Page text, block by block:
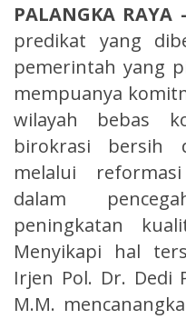
PALANGKA RAYA -
predikat yang
pemerintah yang
mempuanya
wilayah bebas
birokrasi bersih
melalui
dalam
peningkatan
Menyikapi hal
Irjen Pol. Dr. Dedi
M.M.